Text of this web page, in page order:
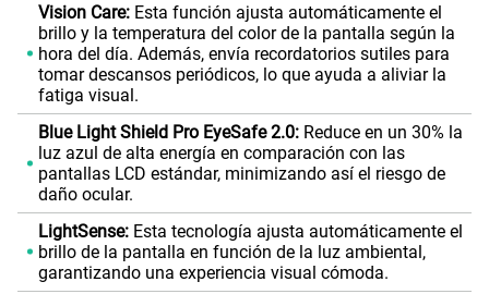
Vision Care:Esta función ajusta automáticamente el
brillo y la temperatura del color de la pantalla según la
hora del día. Además, envía recordatorios sutiles para
tomar descansos periódicos, lo que ayuda a aliviar la
fatiga visual.
Blue Light Shield Pro EyeSafe 2.0:Reduce en un 30% la
luz azul de alta energía en comparación con las
pantallas LCD estándar, minimizando así el riesgo de
daño ocular.
LightSense:Esta tecnología ajusta automáticamente el
brillo de la pantalla en función de la luz ambiental,
garantizando una experiencia visual cómoda.